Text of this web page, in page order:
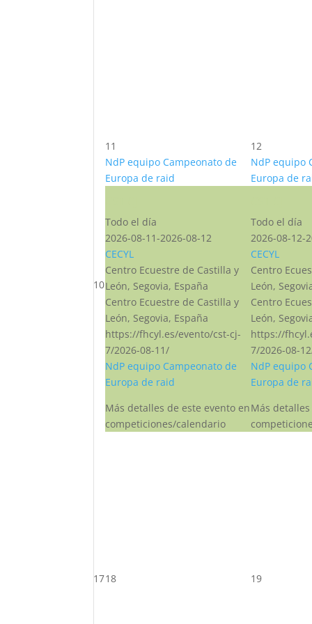
10
11
NdP equipo Campeonato de
Europa de raid
Todo el día
2026-08-11-2026-08-12
CECYL
Centro Ecuestre de Castilla y
León, Segovia, España
Centro Ecuestre de Castilla y
León, Segovia, España
https://fhcyl.es/evento/cst-cj-
7/2026-08-11/
NdP equipo Campeonato de
Europa de raid
Más detalles de este evento en
competiciones/calendario
12
NdP equipo
Europa de
Todo el día
2026-08-12-
CECYL
Centro
León,
Centro
León,
https://
7/2026-08-
NdP equipo
Europa de
Más
1718 19